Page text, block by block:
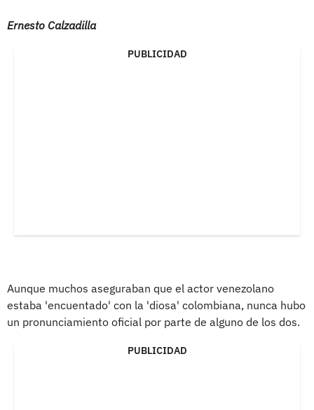
Ernesto Calzadilla
PUBLICIDAD
Aunque muchos aseguraban que el actor venezolano
estaba 'encuentado' con la 'diosa' colombiana, nunca hubo
un pronunciamiento oficial por parte de alguno de los dos.
PUBLICIDAD